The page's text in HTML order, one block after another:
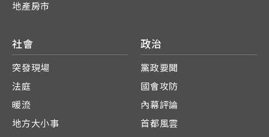
地產房市
社會
突發現場
法庭
暖流
地方大小事
政治
黨政要聞
國會攻防
內幕評論
首都風雲